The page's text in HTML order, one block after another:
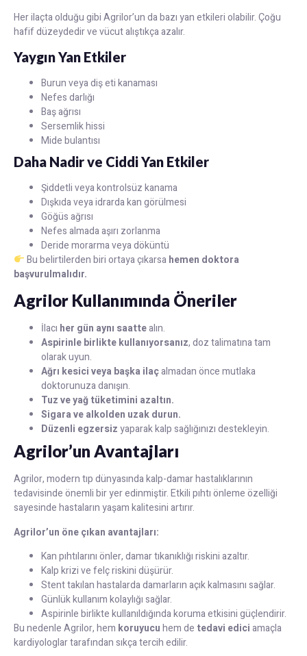
Her ilaçta olduğu gibi Agrilor’un da bazı yan etkileri olabilir. Çoğu
hafif düzeydedir ve vücut alıştıkça azalır.
Yaygın Yan Etkiler
Burun veya diş eti kanaması
Nefes darlığı
Baş ağrısı
Sersemlik hissi
Mide bulantısı
Daha Nadir ve Ciddi Yan Etkiler
Şiddetli veya kontrolsüz kanama
Dışkıda veya idrarda kan görülmesi
Göğüs ağrısı
Nefes almada aşırı zorlanma
Deride morarma veya döküntü
Bu belirtilerden biri ortaya çıkarsahemen doktora
başvurulmalıdır.
Agrilor Kullanımında Öneriler
İlacı her gün aynı saattealın.
Aspirinle birlikte kullanıyorsanız, doz talimatına tam
olarak uyun.
Ağrı kesici veya başka ilaçalmadan önce mutlaka
doktorunuza danışın.
Tuz ve yağ tüketimini azaltın.
Sigara ve alkolden uzak durun.
Düzenli egzersizyaparak kalp sağlığınızı destekleyin.
Agrilor’un Avantajları
Agrilor, modern tıp dünyasında kalp-damar hastalıklarının
tedavisinde önemli bir yer edinmiştir. Etkili pıhtı önleme özelliği
sayesinde hastaların yaşam kalitesini artırır.
Agrilor’un öne çıkan avantajları:
Kan pıhtılarını önler, damar tıkanıklığı riskini azaltır.
Kalp krizi ve felç riskini düşürür.
Stent takılan hastalarda damarların açık kalmasını sağlar.
Günlük kullanım kolaylığı sağlar.
Aspirinle birlikte kullanıldığında koruma etkisini güçlendirir.
Bu nedenle Agrilor, hem koruyucuhem de tedavi ediciamaçla
kardiyologlar tarafından sıkça tercih edilir.